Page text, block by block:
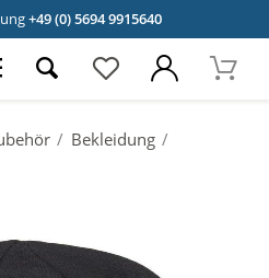
+49 (0) 5694 9915640
Bekleidung